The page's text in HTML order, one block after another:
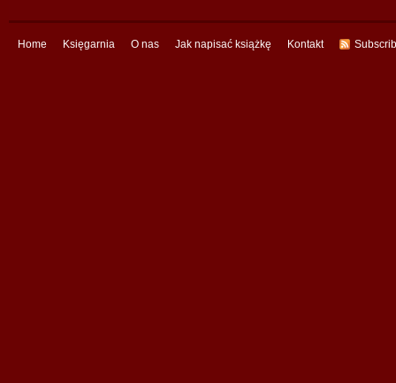
Home Księgarnia O nas Jak napisać książkę Kontakt